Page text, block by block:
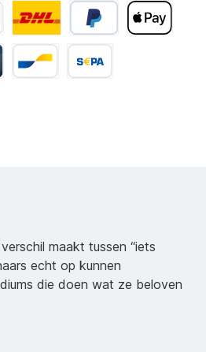
maakt tussen “iets
echt op kunnen
die doen wat ze beloven